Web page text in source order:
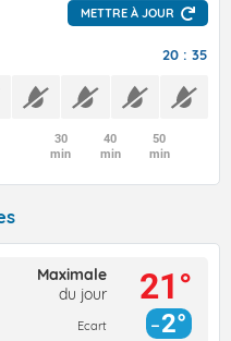
METTRE À JOUR
20 : 35
30
min
40
min
50
min
Maximale
du jour
Ecart
21°
2°